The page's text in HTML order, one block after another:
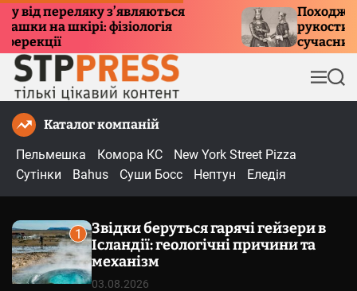
переляку з’являються
на шкірі: фізіологія
Походження
сучасний
М
е
П
о
Каталог компаній
Пельмешка
Комора КС
New York Street Pizza
Сутінки
Bahus Суши Босс Нептун Еледія
1
Звідки беруться гарячі гейзери в
Ісландії: геологічні причини та
механізм
03.08.2026